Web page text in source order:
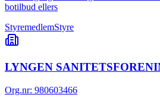
botilbud ellers
StyremedlemStyre
LYNGEN
Org.nr: 980603466